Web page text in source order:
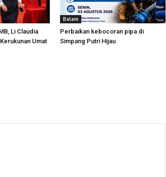
Li Claudia
Umat
Batam
Perbaikan kebocoran pipa di
Simpang Putri Hijau